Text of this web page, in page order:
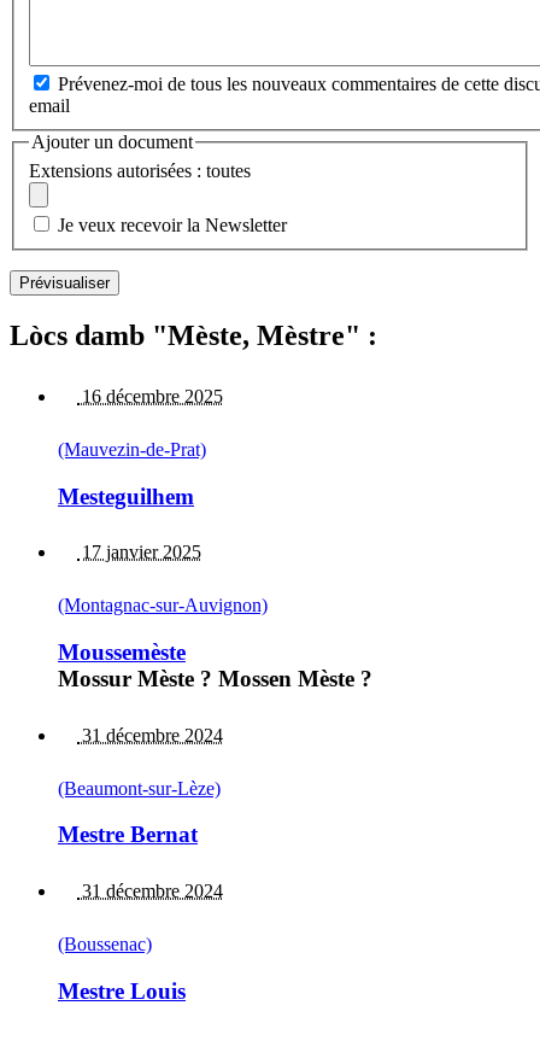
Prévenez-moi de tous les nouveaux commentaires de cette
email
Ajouter un document
Extensions autorisées : toutes
Je veux recevoir la Newsletter
Lòcs damb "Mèste, Mèstre" :
16 décembre 2025
(Mauvezin-de-Prat)
Mesteguilhem
17 janvier 2025
(Montagnac-sur-Auvignon)
Moussemèste
Mossur Mèste ? Mossen Mèste ?
31 décembre 2024
(Beaumont-sur-Lèze)
Mestre Bernat
31 décembre 2024
(Boussenac)
Mestre Louis